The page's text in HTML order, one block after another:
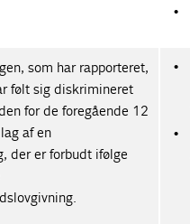
som har rapporteret,
følt sig diskrimineret
for de foregående 12
af en
der er forbudt ifølge